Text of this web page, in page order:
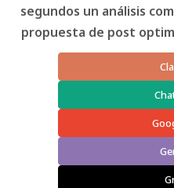
segundos un análisis
propuesta de post